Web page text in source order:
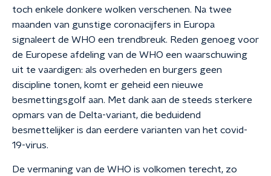
toch enkele donkere wolken verschenen. Na twee
maanden van gunstige coronacijfers in Europa
signaleert de WHO een trendbreuk. Reden genoeg voor
de Europese afdeling van de WHO een waarschuwing
uit te vaardigen: als overheden en burgers geen
discipline tonen, komt er geheid een nieuwe
besmettingsgolf aan. Met dank aan de steeds sterkere
opmars van de Delta-variant, die beduidend
besmettelijker is dan eerdere varianten van het covid-
19-virus.
De vermaning van de WHO is volkomen terecht, zo